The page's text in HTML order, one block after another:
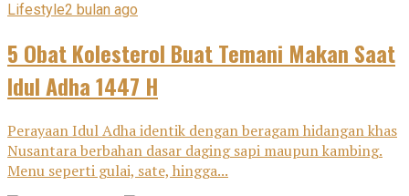
Lifestyle2 bulan ago
5 Obat Kolesterol Buat Temani Makan Saat
Idul Adha 1447 H
Perayaan Idul Adha identik dengan beragam hidangan khas
Nusantara berbahan dasar daging sapi maupun kambing.
Menu seperti gulai, sate, hingga...